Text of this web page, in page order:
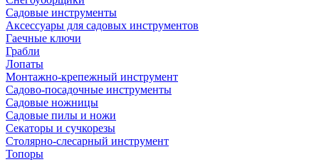
Садовые инструменты
Аксессуары для садовых инструментов
Гаечные ключи
Грабли
Лопаты
Монтажно-крепежный инструмент
Садово-посадочные инструменты
Садовые ножницы
Садовые пилы и ножи
Секаторы и сучкорезы
Столярно-слесарный инструмент
Топоры